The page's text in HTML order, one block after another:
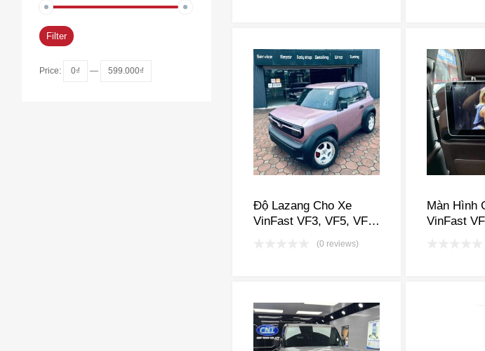
Độ Lazang Cho Xe
VinFast VF3, VF5, VF6,
(0 reviews)
Màn Hình
VinFast
Filter
Price: 0₫ — 599.000₫